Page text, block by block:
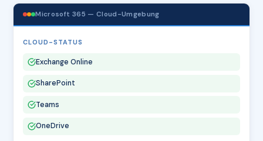
Microsoft 365 — Cloud-Umgebung
CLOUD-STATUS
Exchange Online
SharePoint
Teams
OneDrive